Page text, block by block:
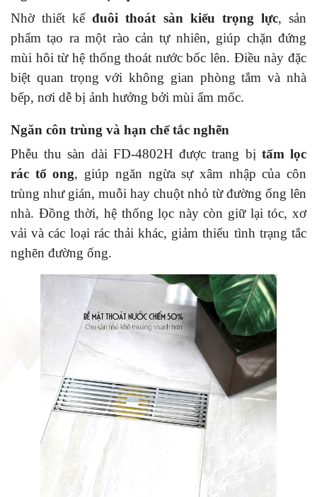
Nhờ thiết kếđuôi thoát sàn kiểu trọng lực, sản
phẩm tạo ra một rào cản tự nhiên, giúp chặn đứng
mùi hôi từ hệ thống thoát nước bốc lên. Điều này đặc
biệt quan trọng với không gian phòng tắm và nhà
bếp, nơi dễ bị ảnh hưởng bởi mùi ẩm mốc.
Ngăn côn trùng và hạn chế tắc nghẽn
Phễu thu sàn dài FD-4802H được trang bị tấm lọc
rác tổ ong, giúp ngăn ngừa sự xâm nhập của côn
trùng như gián, muỗi hay chuột nhỏ từ đường ống lên
nhà. Đồng thời, hệ thống lọc này còn giữ lại tóc, xơ
vải và các loại rác thải khác, giảm thiểu tình trạng tắc
nghẽn đường ống.